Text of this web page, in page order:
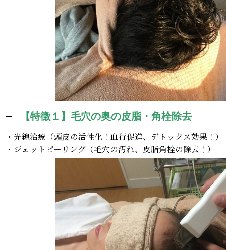
【特徴１】毛穴の奥の皮脂・角栓除去
・光線治療（頭皮の活性化！血行促進、デトックス効果！）
・ジェットピーリング（毛穴の汚れ、皮脂角栓の除去！）